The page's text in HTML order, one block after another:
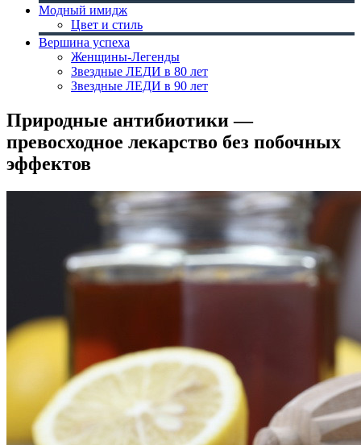
Модный имидж
Цвет и стиль
Вершина успеха
Женщины-Легенды
Звездные ЛЕДИ в 80 лет
Звездные ЛЕДИ в 90 лет
Природные антибиотики —
превосходное лекарство без побочных
эффектов